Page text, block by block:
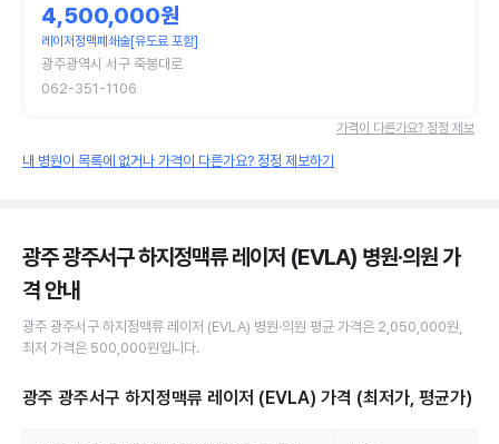
4,500,000원
레이저정맥폐쇄술[유도료 포함]
광주광역시 서구 죽봉대로
062-351-1106
가격이 다른가요? 정정 제보
내 병원이 목록에 없거나 가격이 다른가요? 정정 제보하기
광주 광주서구 하지정맥류 레이저 (EVLA) 병원·의원가
격 안내
광주 광주서구 하지정맥류 레이저 (EVLA) 병원·의원 평균 가격은 2,050,000원
최저 가격은 500,000원입니다.
광주 광주서구 하지정맥류 레이저 (EVLA) 가격 (최저가, 평균가)